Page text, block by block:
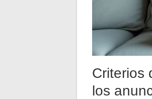
Criterios
los